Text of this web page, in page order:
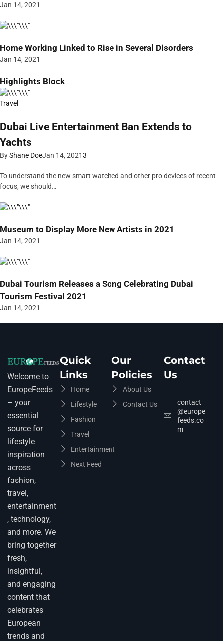
Jan 14, 2021
Home Working Linked to Rise in Several Disorders
Jan 14, 2021
Highlights Block
Travel
Dubai Live Entertainment Ban Extends to
Yachts
ByShane DoeJan 14, 20213
To understand the new smart watched and other pro devices of recent
focus, we should…
Museum to Display More New Artists in 2021
Jan 14, 2021
Dubai Tourism Releases a Song Celebrating Dubai
Tourism Festival 2021
Jan 14, 2021
Welcome to
EuropeFeeds
– your
essential
source for
lifestyle
inspiration
across
fashion,
travel,
entertainment
, technology,
and more. We
bring together
fresh,
insightful,
and engaging
content that
celebrates
European
trends and
Quick
Links
Home
Lifestyle
Fashion
Travel
Entertainment
Next Feed
Our
Policies
About Us
Contact Us
Contact
Us
contact
@europe
feeds.co
m